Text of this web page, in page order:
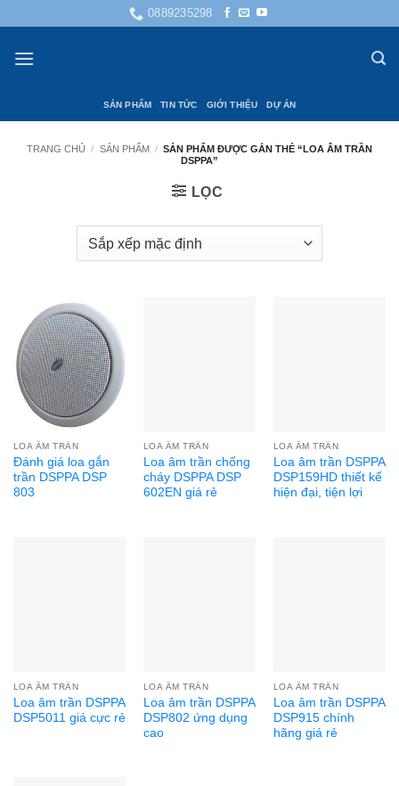
nội
0889235298
SẢN PHẨM TIN TỨC GIỚI THIỆU DỰ ÁN
TRANG CHỦ / SẢN PHẨM / SẢN PHẨM ĐƯỢC GẮN THẺ “LOA ÂM TRẦN
DSPPA”
LỌC
LOA ÂM TRẦN
Đánh giá loa gắn
trần DSPPA DSP
803
LOA ÂM TRẦN
Loa âm trần chống
cháy DSPPA DSP
602EN giá rẻ
LOA ÂM TRẦN
Loa âm trần DSPPA
DSP159HD thiết kế
hiện đại, tiện lợi
LOA ÂM TRẦN
Loa âm trần DSPPA
DSP5011 giá cực rẻ
LOA ÂM TRẦN
Loa âm trần DSPPA
DSP802 ứng dụng
cao
LOA ÂM TRẦN
Loa âm trần DSPPA
DSP915 chính
hãng giá rẻ